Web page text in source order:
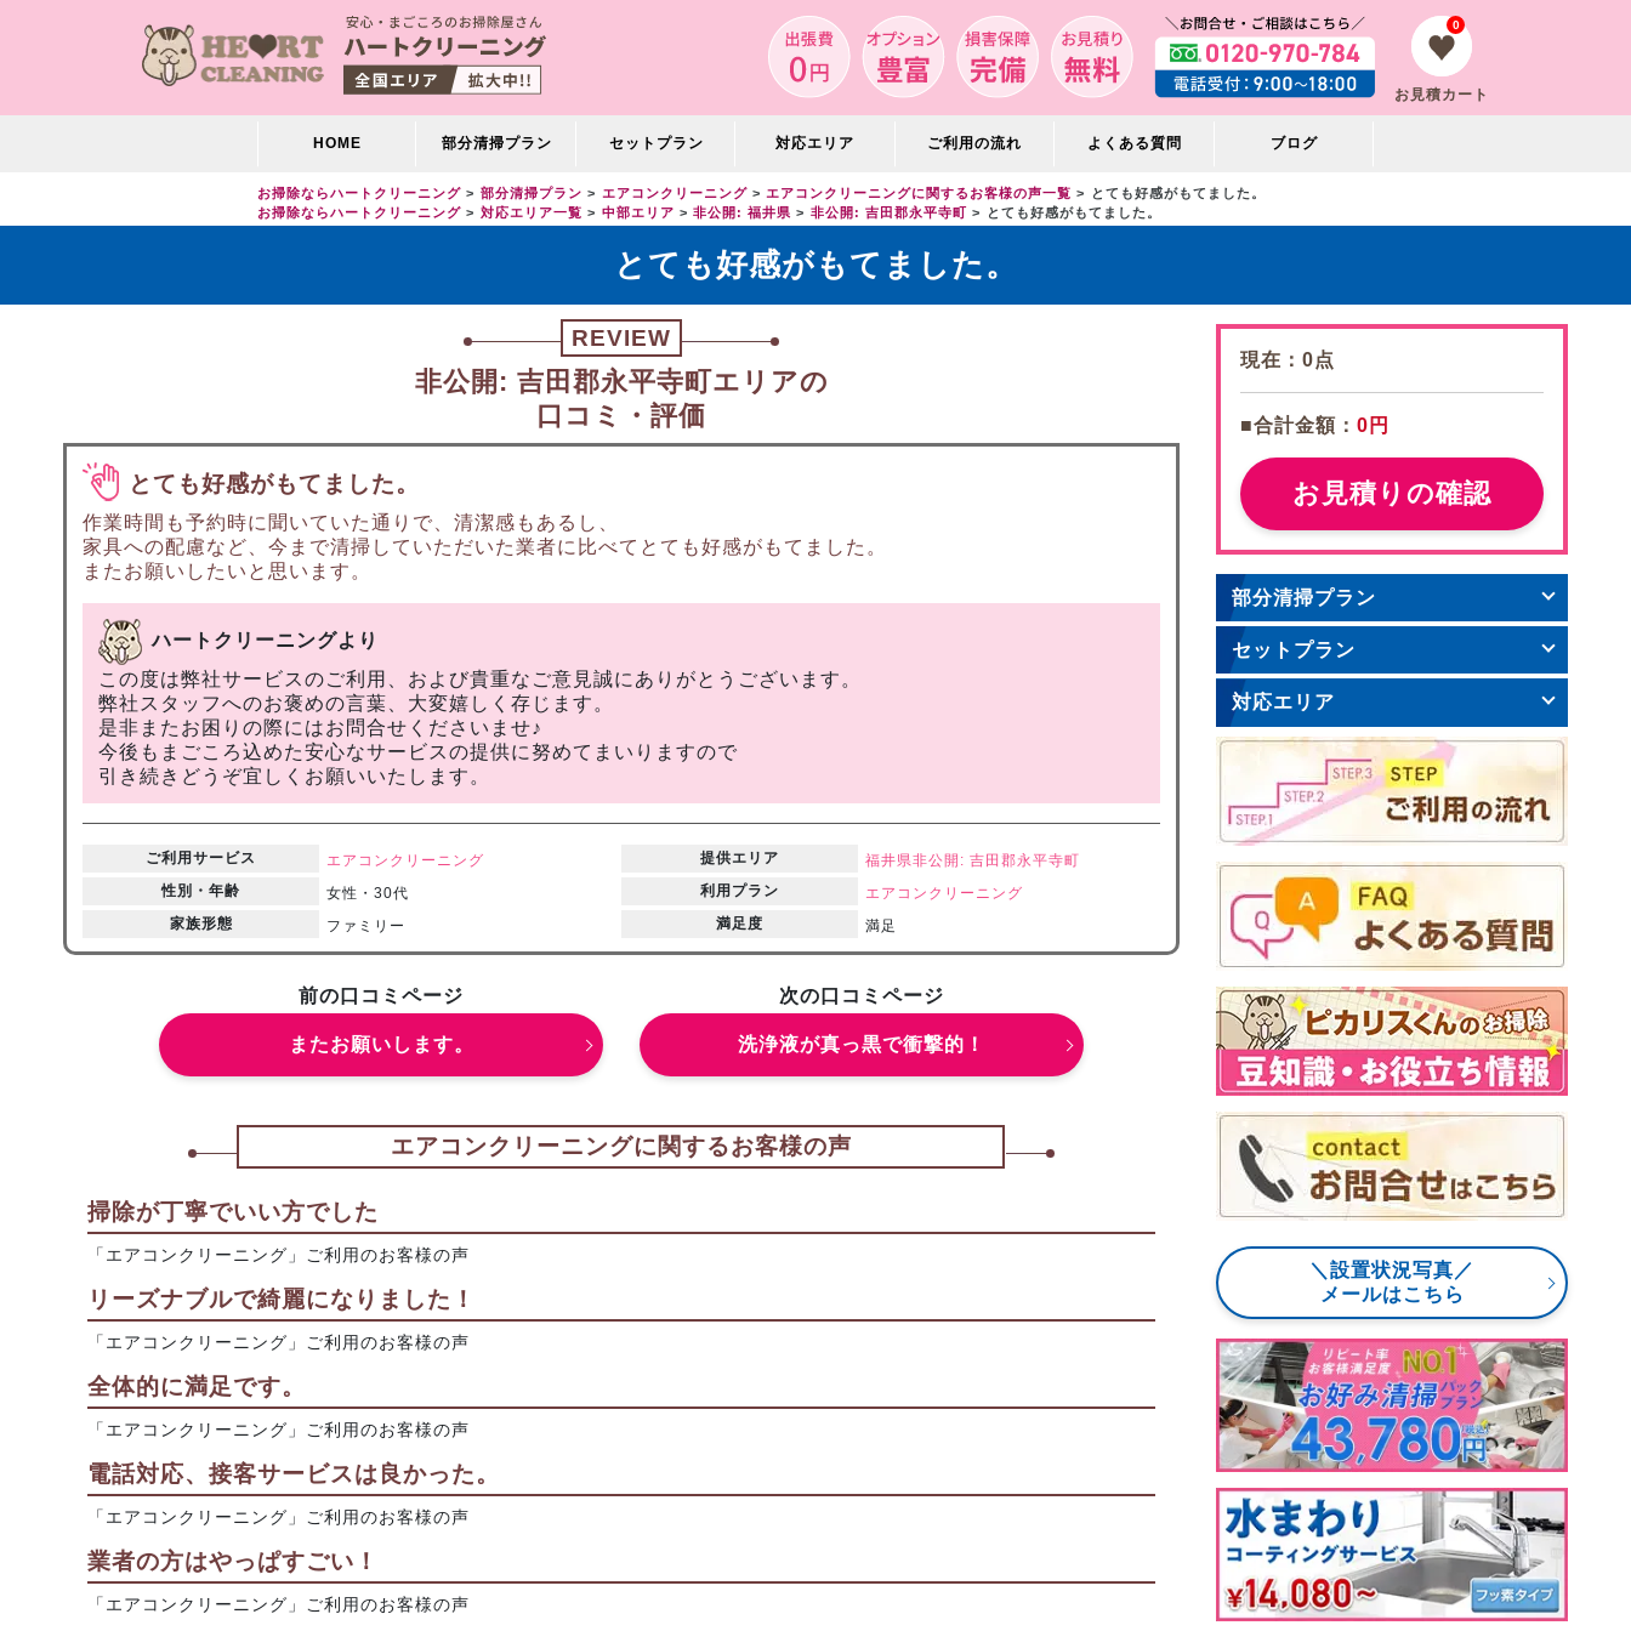
0
お見積カート
HOME 部分清掃プラン セットプラン 対応エリア ご利用の流れ よくある質問 ブログ
お掃除ならハートクリーニング 部分清掃プラン エアコンクリーニング エアコンクリーニングに関するお客様の声一覧
とても好感がもてました。
お掃除ならハートクリーニング
対応エリア一覧 中部エリア 非公開: 福井県 非公開: 吉田郡永平寺町 とても好感がもてました。
とても好感がもてました。
REVIEW
非公開: 吉田郡永平寺町エリアの
口コミ・評価
とても好感がもてました。
作業時間も予約時に聞いていた通りで、清潔感もあるし、
家具への配慮など、今まで清掃していただいた業者に比べてとても好感がもてました。
またお願いしたいと思います。
ハートクリーニングより
この度は弊社サービスのご利用、および貴重なご意見誠にありがとうございます。
弊社スタッフへのお褒めの言葉、大変嬉しく存じます。
是非またお困りの際にはお問合せくださいませ♪
今後もまごころ込めた安心なサービスの提供に努めてまいりますので
引き続きどうぞ宜しくお願いいたします。
ご利用サービス エアコンクリーニング 提供エリア 福井県非公開: 吉田郡永平寺町
性別・年齢
女性・30代 利用プラン
エアコンクリーニング
家族形態
ファミリー 満足度 満足
前の口コミページ
またお願いします。
次の口コミページ
洗浄液が真っ黒で衝撃的！
エアコンクリーニングに関するお客様の声
掃除が丁寧でいい方でした
「エアコンクリーニング」ご利用のお客様の声
リーズナブルで綺麗になりました！
「エアコンクリーニング」ご利用のお客様の声
全体的に満足です。
「エアコンクリーニング」ご利用のお客様の声
電話対応、接客サービスは良かった。
「エアコンクリーニング」ご利用のお客様の声
業者の方はやっぱすごい！
「エアコンクリーニング」ご利用のお客様の声
現在： 0点
■合計金額： 0円
お見積りの確認
部分清掃プラン
セットプラン
対応エリア
＼設置状況写真／
メールはこちら